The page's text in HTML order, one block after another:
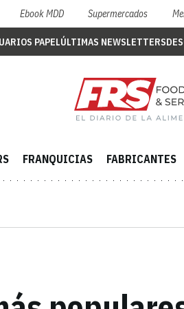
Ebook MDD Supermercados
PAPELÚLTIMAS NEWSLETTERS
FRANQUICIAS FABRICANTES